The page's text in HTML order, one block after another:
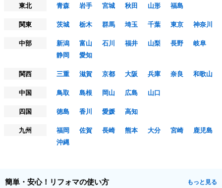
東北
青森 岩手 宮城 秋田 山形
福島
関東
茨城 栃木 群馬 埼玉 千葉 東京
神奈川
中部
新潟 富山 石川 福井 山梨 長野
岐阜
静岡
愛知
関西
三重 滋賀 京都 大阪 兵庫 奈良
和歌山
中国
鳥取 島根 岡山 広島
山口
四国
徳島 香川 愛媛
高知
九州
福岡 佐賀 長崎 熊本 大分 宮崎
鹿児島
沖縄
簡単・安心！リフォマの使い方 もっと見る